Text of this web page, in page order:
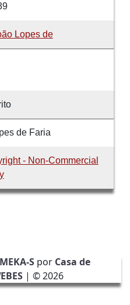
Lopes de
de Faria
- Non-Commercial
S por Casa de
| ©2026